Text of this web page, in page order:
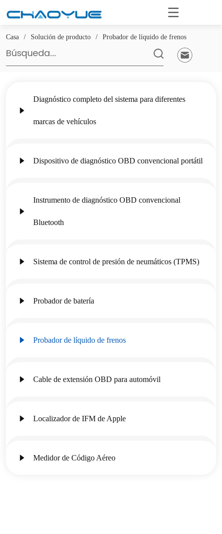
Casa / Solución de producto / Probador de líquido de frenos
Diagnóstico completo del sistema para diferentes
marcas de vehículos
Dispositivo de diagnóstico OBD convencional portátil
Instrumento de diagnóstico OBD convencional
Bluetooth
Sistema de control de presión de neumáticos (TPMS)
Probador de batería
Probador de líquido de frenos
Cable de extensión OBD para automóvil
Localizador de IFM de Apple
Medidor de Código Aéreo